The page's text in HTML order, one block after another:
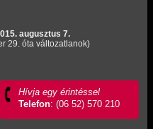
augusztus 7.
29. óta változatlanok)
Hívja egy érintéssel
Telefon: (06 52) 570 210